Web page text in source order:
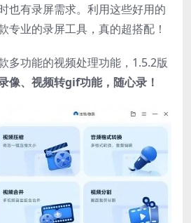
也有录屏需求。利用这些好用的
专业的录屏工具，真的超搭配！
多功能的视频处理功能，1.5.2版
像、视频转gif功能，随心录！